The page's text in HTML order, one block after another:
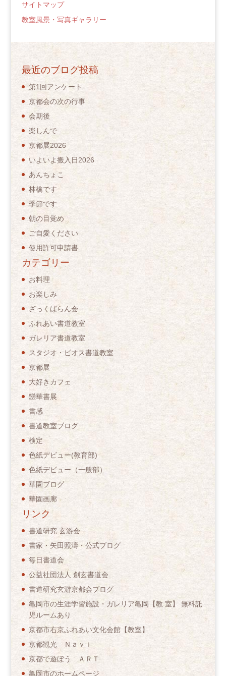
サイトマップ
教室風景・写真ギャラリー
最近のブログ投稿
第1回アンケート
京都会の次の行事
会期後
楽しんで
京都展2026
いよいよ搬入日2026
あんちょこ
林檎です
季節です
朝の目覚め
ご自愛ください
使用許可申請書
カテゴリー
お料理
お楽しみ
ざっくばらん会
ふれあい書道教室
ガレリア書道教室
スタジオ・ビオス書道教室
京都展
大好きカフェ
戀華書展
書感
書道教室ブログ
検定
色紙デビュー(教育部)
色紙デビュー（一般部）
華園ブログ
華園画廊
リンク
書道研究 玄游会
書家・矢田照濤・公式ブログ
毎日書道会
公益社団法人 創玄書道会
書道研究玄游京都会ブログ
亀岡市の生涯学習施設・ガレリア亀岡【教 室】 無料託
児ルームあり
京都市右京ふれあい文化会館【教室】
京都観光 Ｎａｖｉ
京都で遊ぼう ＡＲＴ
亀岡市のホームページ